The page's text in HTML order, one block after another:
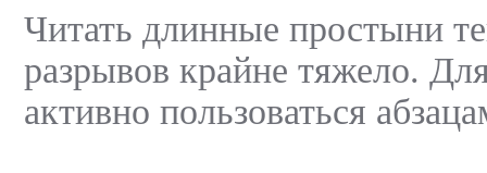
Читать длинные простыни
разрывов крайне тяжело.
активно пользоваться